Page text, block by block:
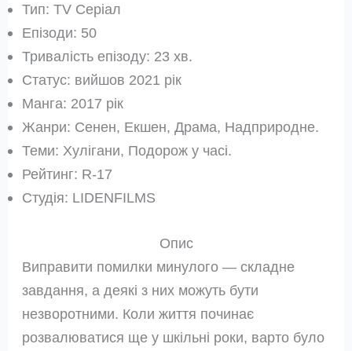
Тип: TV Серіал
Епізоди: 50
Тривалість епізоду: 23 хв.
Статус: вийшов 2021 рік
Манга: 2017 рік
Жанри: Сенен, Екшен, Драма, Надприродне.
Теми: Хулігани, Подорож у часі.
Рейтинг: R-17
Студія: LIDENFILMS
Опис
Виправити помилки минулого — складне
завдання, а деякі з них можуть бути
незворотними. Коли життя починає
розвалюватися ще у шкільні роки, варто було